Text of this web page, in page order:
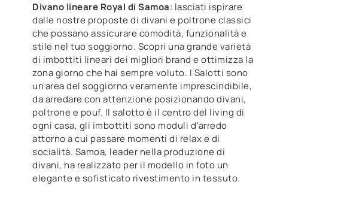
Divano lineare Royal di Samoa: lasciati ispirare
dalle nostre proposte di divani e poltrone classici
che possano assicurare comodità, funzionalità e
stile nel tuo soggiorno. Scopri una grande varietà
di imbottiti lineari dei migliori brand e ottimizza la
zona giorno che hai sempre voluto. I Salotti sono
un'area del soggiorno veramente imprescindibile,
da arredare con attenzione posizionando divani,
poltrone e pouf. Il salotto è il centro del living di
ogni casa, gli imbottiti sono moduli d’arredo
attorno a cui passare momenti di relax e di
socialità. Samoa, leader nella produzione di
divani, ha realizzato per il modello in foto un
elegante e sofisticato rivestimento in tessuto.